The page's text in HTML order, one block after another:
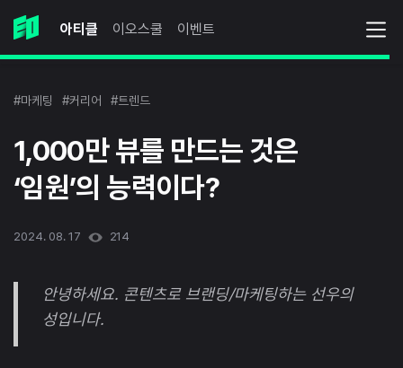
아티클 이오스쿨 이벤트
#마케팅 #커리어 #트렌드
1,000만 뷰를 만드는 것은
‘임원’의 능력이다?
2024. 08. 17 214
안녕하세요. 콘텐츠로 브랜딩/마케팅하는 선우의
성입니다.